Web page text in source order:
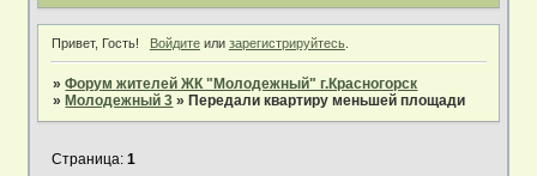
Привет, Гость! Войдитеили зарегистрируйтесь.
»Форум жителей ЖК "Молодежный" г.Красногорск
» Молодежный 3 » Передали квартиру меньшей площади
Страница:1